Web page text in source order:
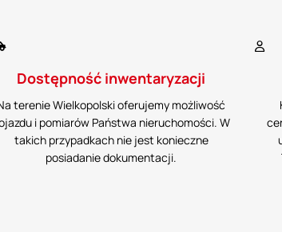
Dostępność inwentaryzacji
terenie Wielkopolski oferujemy możliwość
i pomiarów Państwa nieruchomości. W
takich przypadkach nie jest konieczne
posiadanie dokumentacji.